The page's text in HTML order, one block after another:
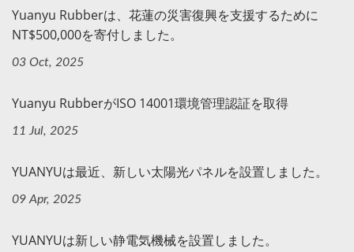
Yuanyu Rubberは、花蓮の災害復興を支援するために
NT$500,000を寄付しました。
03 Oct, 2025
Yuanyu RubberがISO 14001環境管理認証を取得
11 Jul, 2025
YUANYUは最近、新しい太陽光パネルを設置しました。
09 Apr, 2025
YUANYUは新しい静電気機械を設置しました。